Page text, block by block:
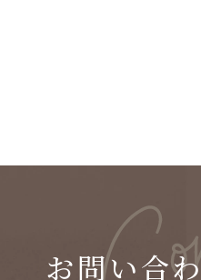
お問い合